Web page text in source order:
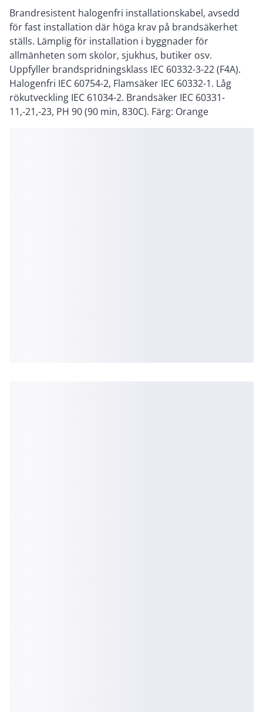
Brandresistent halogenfri installationskabel, avsedd
för fast installation där höga krav på brandsäkerhet
ställs. Lämplig för installation i byggnader för
allmänheten som skolor, sjukhus, butiker osv.
Uppfyller brandspridningsklass IEC 60332-3-22 (F4A).
Halogenfri IEC 60754-2, Flamsäker IEC 60332-1. Låg
rökutveckling IEC 61034-2. Brandsäker IEC 60331-
11,-21,-23, PH 90 (90 min, 830C). Färg: Orange